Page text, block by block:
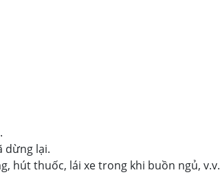
dừng lại.
hút thuốc, lái xe trong khi buồn ngủ, v.v.